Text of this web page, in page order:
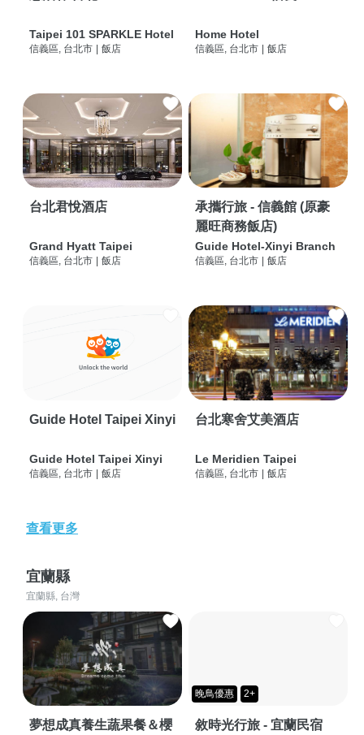
Taipei 101 SPARKLE Hotel
信義區, 台北市 飯店
Home Hotel
信義區, 台北市 飯店
台北君悅酒店
Grand Hyatt Taipei
信義區, 台北市 飯店
承攜行旅 - 信義館 (原豪
麗旺商務飯店)
Guide Hotel-Xinyi Branch
信義區, 台北市 飯店
Guide Hotel Taipei Xinyi
Guide Hotel Taipei Xinyi
信義區, 台北市 | 飯店
台北寒舍艾美酒店
Le Meridien Taipei
信義區, 台北市 | 飯店
查看更多
宜蘭縣
宜蘭縣, 台灣
夢想成真養生蔬果餐＆櫻
晚鳥優惠 2+
敘時光行旅 - 宜蘭民宿